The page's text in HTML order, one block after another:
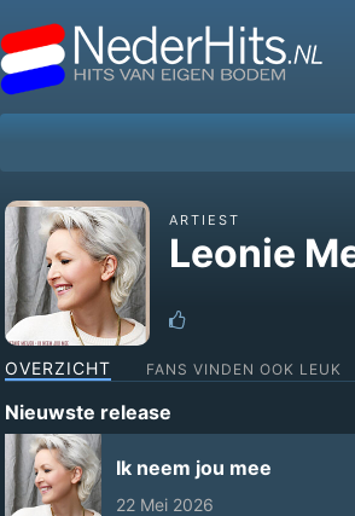
ARTIEST
Leonie
OVERZICHT FANS VINDEN OOK LEUK
Nieuwste release
Ik neem jou mee
22 Mei 2026